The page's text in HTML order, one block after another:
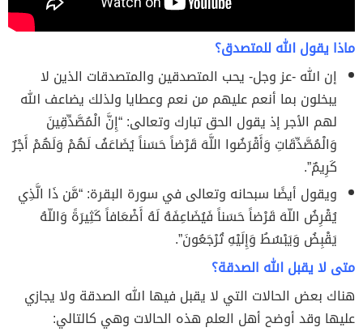
ماذا يقول الله للمتصدق؟
إن الله -عز وجل- يحب المتصدقين والمتصدقات الذين لا
يبخلون بما أنعم عليهم من نعم وعطايا ولذلك يضاعف الله
لهم الأجر إذ يقول الحق تبارك وتعالى: “إِنَّ الْمُصَّدِّقِينَ
وَالْمُصَّدِّقَاتِ وَأَقْرَضُوا اللَّهَ قَرْضاً حَسَناً يُضَاعَفُ لَهُمْ وَلَهُمْ أَجْرٌ
كَرِيمٌ”.
ويقول أيضًا سبحانه وتعالى في سورة البقرة: “مَّن ذَا الَّذِي
يُقْرِضُ اللّهَ قَرْضاً حَسَناً فَيُضَاعِفَهُ لَهُ أَضْعَافاً كَثِيرَةً وَاللّهُ
يَقْبِضُ وَيَبْسُطُ وَإِلَيْهِ تُرْجَعُونَ”.
متى لا يقبل الله الصدقة؟
هناك بعض الحالات التي لا يقبل فيها الله الصدقة ولا يجازي
عليها وقدأوضح أهل العلم هذه الحالات وهي كالتالي: